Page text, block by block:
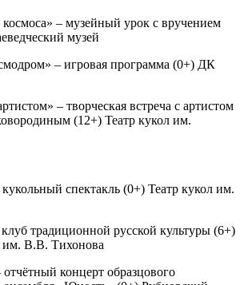
– музейный урок с вручением
музей
– игровая программа (0+) ДК
– творческая встреча с артистом
(12+) Театр кукол им.
спектакль (0+) Театр кукол им.
клуб традиционной русской культуры (6+)
им. В.В. Тихонова
концерт образцового